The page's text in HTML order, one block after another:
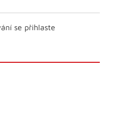
se přihlaste